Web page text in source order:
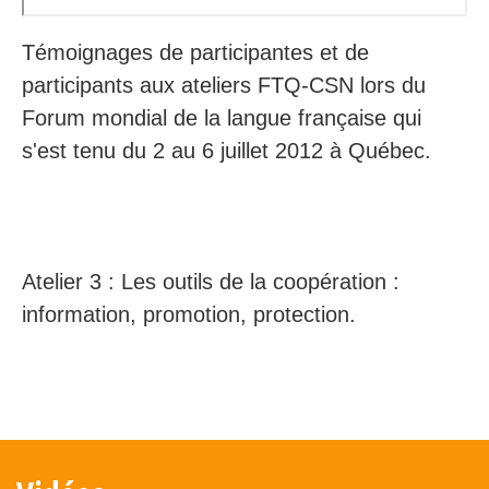
Secteurs d'activité
Hébergement et restauration
Plastiques et composites
Télécommunications
Automobile
Témoignages de participantes et de
participants aux ateliers FTQ-CSN lors du
Forum mondial de la langue française qui
s'est tenu du 2 au 6 juillet 2012 à Québec.
Atelier 3 : Les outils de la coopération :
information, promotion, protection.